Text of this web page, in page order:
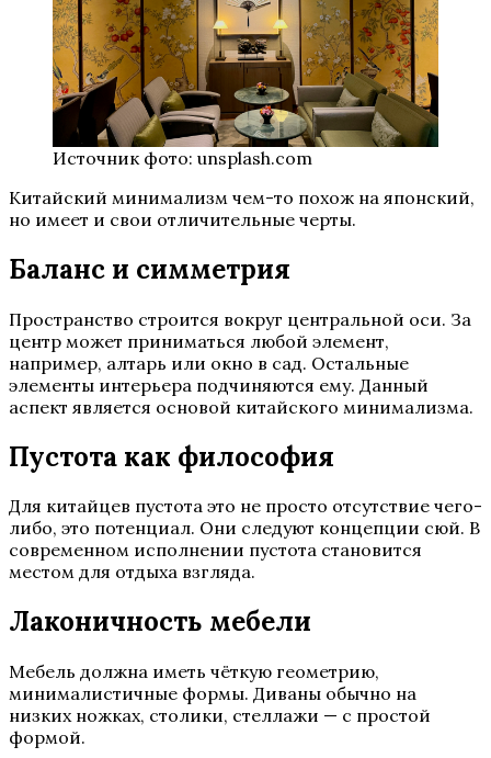
Источник фото: unsplash.com
Китайский минимализм чем-то похож на японский,
но имеет и свои отличительные черты.
Баланс и симметрия
Пространство строится вокруг центральной оси. За
центр может приниматься любой элемент,
например, алтарь или окно в сад. Остальные
элементы интерьера подчиняются ему. Данный
аспект является основой китайского минимализма.
Пустота как философия
Для китайцев пустота это не просто отсутствие чего-
либо, это потенциал. Они следуют концепции сюй. В
современном исполнении пустота становится
местом для отдыха взгляда.
Лаконичность мебели
Мебель должна иметь чёткую геометрию,
минималистичные формы. Диваны обычно на
низких ножках, столики, стеллажи — с простой
формой.